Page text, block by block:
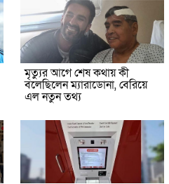
মৃত্যুর আগে শেষ কথায় কী
বলেছিলেন ম্যারাডোনা, বেরিয়ে
এল নতুন তথ্য